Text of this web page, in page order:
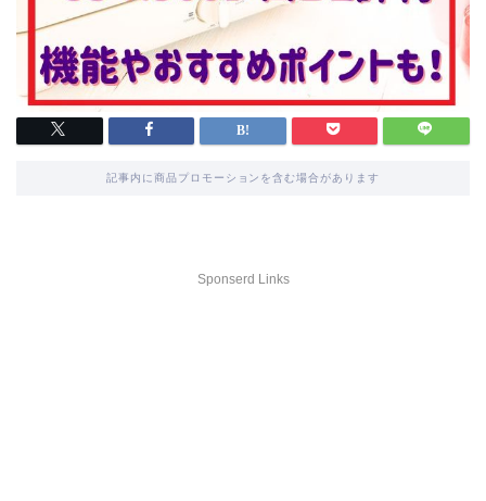
記事内に商品プロモーションを含む場合があります
Sponserd Links